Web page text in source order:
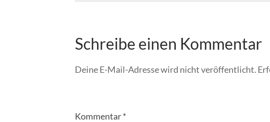
Schreibe einen Kommentar
Deine E-Mail-Adresse wird nicht veröffentlicht.
Kommentar*